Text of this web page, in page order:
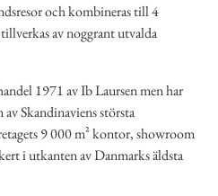
och kombineras till 4
av noggrant utvalda
1971 av Ib Laursen men har
Skandinaviens största
9 000 m² kontor, showroom
i utkanten av Danmarks äldsta